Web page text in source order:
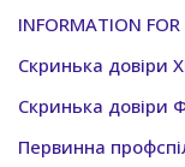
INFORMATION FOR
Скринька довіри
Скринька довіри
Первинна